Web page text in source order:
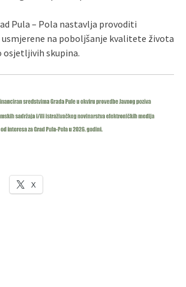
Pula – Pola nastavlja provoditi
na poboljšanje kvalitete života
skupina.
X